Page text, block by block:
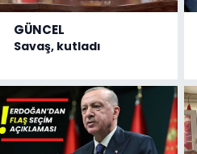
GÜNCEL
Savaş, kutladı